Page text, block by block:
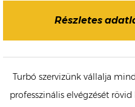
Részletes
Turbó szervizünk vállalja
professzinális elvégzését